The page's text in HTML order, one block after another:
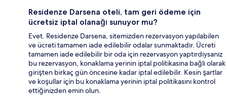
Residenze Darsena oteli, tam geri ödeme için
ücretsiz iptal olanağı sunuyor mu?
Evet. Residenze Darsena, sitemizden rezervasyon yapılabilen
ve ücreti tamamen iade edilebilir odalar sunmaktadır. Ücreti
tamamen iade edilebilir bir oda için rezervasyon yaptırdıysanız
bu rezervasyon, konaklama yerinin iptal politikasına bağlı olarak
girişten birkaç gün öncesine kadar iptal edilebilir. Kesin şartlar
ve koşullar için bu konaklama yerinin iptal politikasını kontrol
ettiğinizden emin olun.